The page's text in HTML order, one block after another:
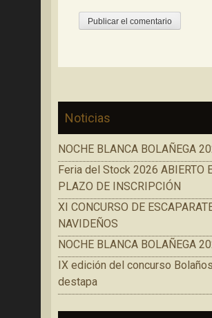
Noticias
NOCHE BLANCA BOLAÑEGA
Feria del Stock 2026 ABIERTO
PLAZO DE INSCRIPCIÓN
XI CONCURSO DE
NAVIDEÑOS
NOCHE BLANCA BOLAÑEGA
IX edición del concurso
destapa